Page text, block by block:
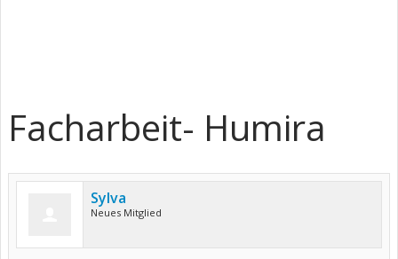
Facharbeit- Humira
Sylva
Neues Mitglied